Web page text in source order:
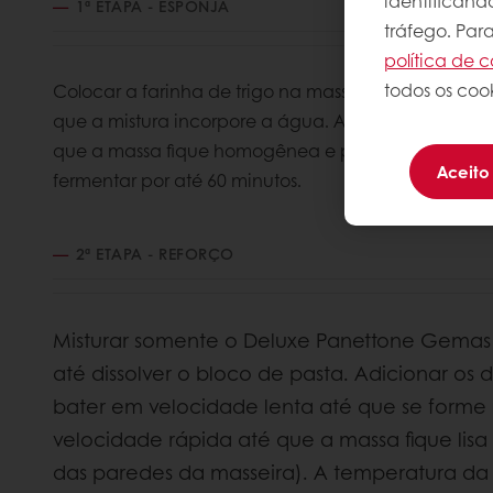
1ª ETAPA - ESPONJA
Colocar a farinha de trigo na masseira e adicionar
que a mistura incorpore a água. Adicionar o
que a massa fique homogênea e parcialmente
fermentar por até 60 minutos.
2ª ETAPA - REFORÇO
Misturar somente o Deluxe Panettone
até dissolver o bloco de pasta. Adicionar os
bater em velocidade lenta até que se
velocidade rápida até que a massa fique
das paredes da masseira). A temperatura
tráfego.
política de
todos os